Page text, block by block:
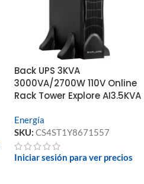
Back UPS 3KVA
3000VA/2700W 110V Online
Rack Tower Explore AI3.5KVA
Energía
SKU: CS4ST1Y8671557
Iniciar sesión para ver precios